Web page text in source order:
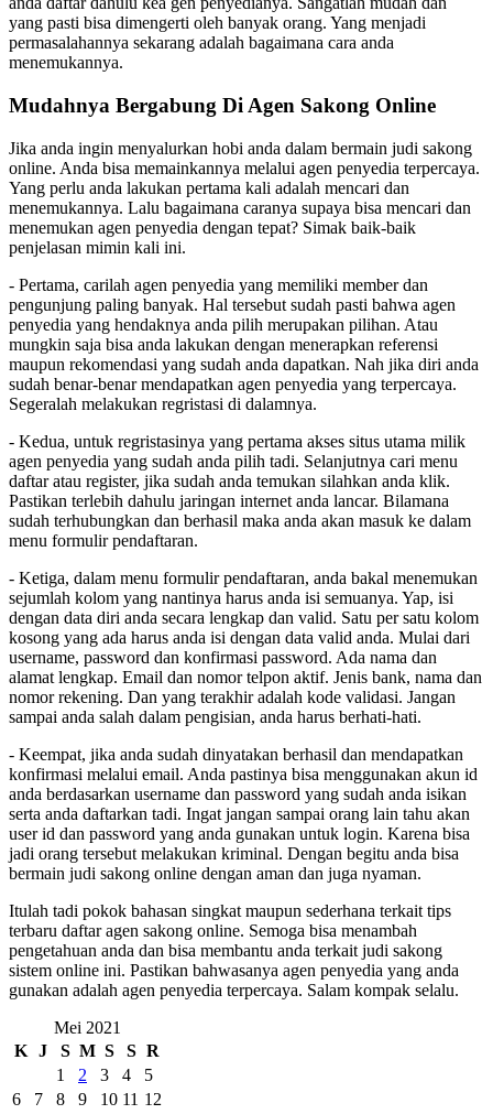
yang pasti bisa dimengerti oleh banyak orang. Yang menjadi
permasalahannya sekarang adalah bagaimana cara anda
menemukannya.
Mudahnya Bergabung Di Agen Sakong Online
Jika anda ingin menyalurkan hobi anda dalam bermain judi sakong
online. Anda bisa memainkannya melalui agen penyedia terpercaya.
Yang perlu anda lakukan pertama kali adalah mencari dan
menemukannya. Lalu bagaimana caranya supaya bisa mencari dan
menemukan agen penyedia dengan tepat? Simak baik-baik
penjelasan mimin kali ini.
- Pertama, carilah agen penyedia yang memiliki member dan
pengunjung paling banyak. Hal tersebut sudah pasti bahwa agen
penyedia yang hendaknya anda pilih merupakan pilihan. Atau
mungkin saja bisa anda lakukan dengan menerapkan referensi
maupun rekomendasi yang sudah anda dapatkan. Nah jika diri anda
sudah benar-benar mendapatkan agen penyedia yang terpercaya.
Segeralah melakukan regristasi di dalamnya.
- Kedua, untuk regristasinya yang pertama akses situs utama milik
agen penyedia yang sudah anda pilih tadi. Selanjutnya cari menu
daftar atau register, jika sudah anda temukan silahkan anda klik.
Pastikan terlebih dahulu jaringan internet anda lancar. Bilamana
sudah terhubungkan dan berhasil maka anda akan masuk ke dalam
menu formulir pendaftaran.
- Ketiga, dalam menu formulir pendaftaran, anda bakal menemukan
sejumlah kolom yang nantinya harus anda isi semuanya. Yap, isi
dengan data diri anda secara lengkap dan valid. Satu per satu kolom
kosong yang ada harus anda isi dengan data valid anda. Mulai dari
username, password dan konfirmasi password. Ada nama dan
alamat lengkap. Email dan nomor telpon aktif. Jenis bank, nama dan
nomor rekening. Dan yang terakhir adalah kode validasi. Jangan
sampai anda salah dalam pengisian, anda harus berhati-hati.
- Keempat, jika anda sudah dinyatakan berhasil dan mendapatkan
konfirmasi melalui email. Anda pastinya bisa menggunakan akun id
anda berdasarkan username dan password yang sudah anda isikan
serta anda daftarkan tadi. Ingat jangan sampai orang lain tahu akan
user id dan password yang anda gunakan untuk login. Karena bisa
jadi orang tersebut melakukan kriminal. Dengan begitu anda bisa
bermain judi sakong online dengan aman dan juga nyaman.
Itulah tadi pokok bahasan singkat maupun sederhana terkait tips
terbaru daftar agen sakong online. Semoga bisa menambah
pengetahuan anda dan bisa membantu anda terkait judi sakong
sistem online ini. Pastikan bahwasanya agen penyedia yang anda
gunakan adalah agen penyedia terpercaya. Salam kompak selalu.
Mei 2021
K J S M S S R
1
2 3 4
5
6
7 8 9 10 11 12